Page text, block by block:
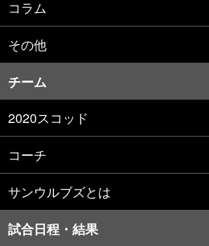
コラム
その他
チーム
2020スコッド
コーチ
サンウルブズとは
試合日程・結果